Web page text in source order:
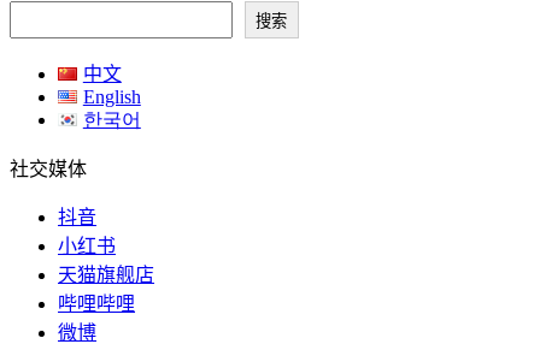
搜索
中文
English
한국어
社交媒体
抖音
小红书
天猫旗舰店
哔哩哔哩
微博